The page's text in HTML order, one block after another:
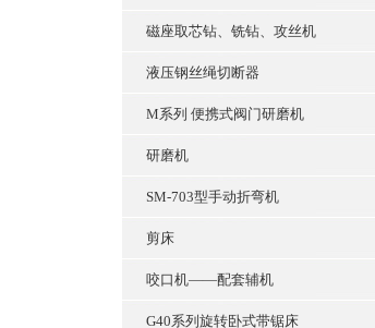
磁座取芯钻、铣钻、攻丝机
液压钢丝绳切断器
M系列 便携式阀门研磨机
研磨机
SM-703型手动折弯机
剪床
咬口机——配套辅机
G40系列旋转卧式带锯床